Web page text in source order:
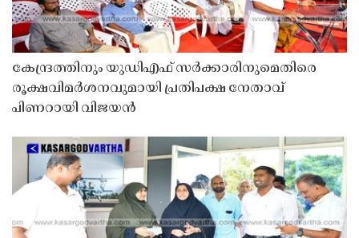
കേന്ദ്രത്തിനും യുഡിഎഫ് സർക്കാരിനുമെതിരെ
രൂക്ഷവിമർശനവുമായി പ്രതിപക്ഷ നേതാവ്
പിണറായി വിജയൻ